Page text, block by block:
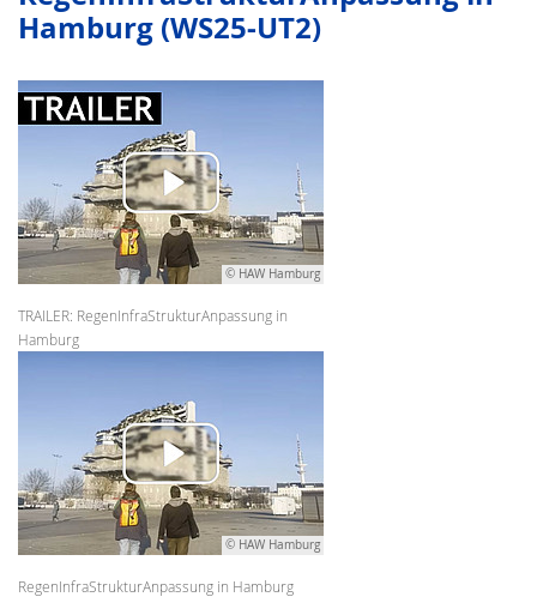
Hamburg (WS25-UT2)
© HAW Hamburg
TRAILER: RegenInfraStrukturAnpassung in
Hamburg
© HAW Hamburg
RegenInfraStrukturAnpassung in Hamburg